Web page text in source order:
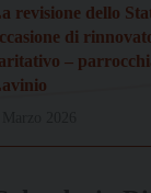
revisione dello
di
–